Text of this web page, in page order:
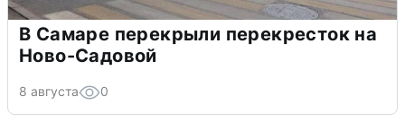
В Самаре перекрыли перекресток на
Ново-Садовой
8 августа 0